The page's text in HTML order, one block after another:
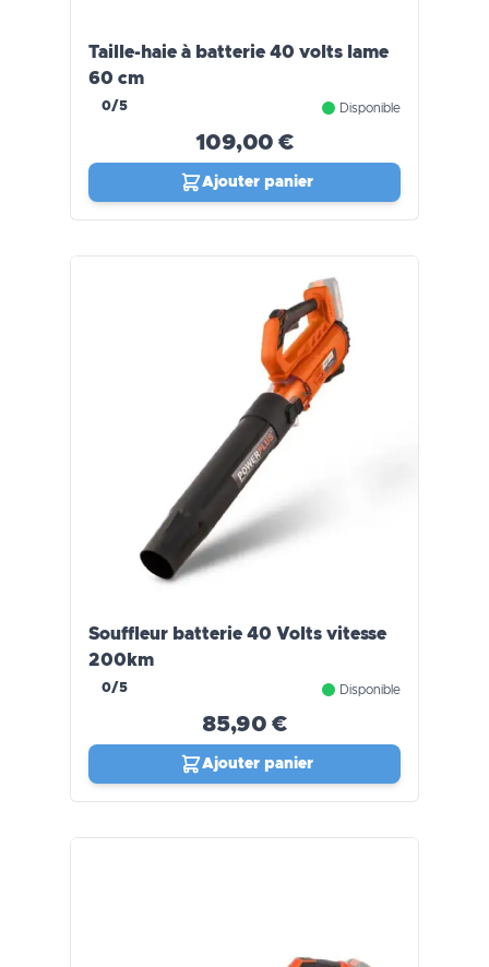
Taille-haie à batterie 40 volts lame
60 cm
0/5 Disponible
109,00 €
Ajouter panier
Souffleur batterie 40 Volts vitesse
200km
0/5 Disponible
85,90 €
Ajouter panier